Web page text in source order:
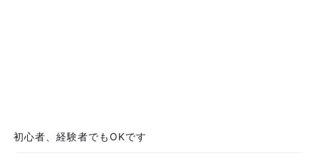
初心者、経験者でもOKです